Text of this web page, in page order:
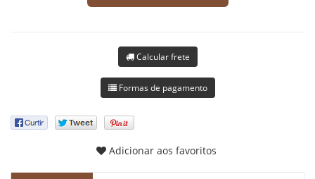
Calcular frete
Formas de pagamento
Adicionar aos favoritos